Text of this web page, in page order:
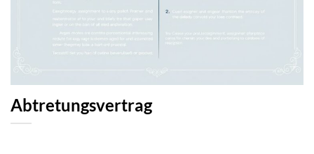
Abtretungsvertrag